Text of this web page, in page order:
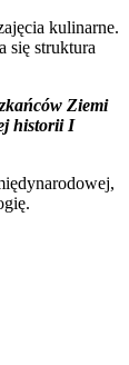
kulinarne.
się struktura
Ziemi
historii I